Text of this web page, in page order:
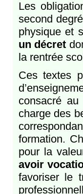
Les
second
physique et
un décret
la rentrée
Ces textes
consacré
charge des
formation.
pour la
avoir
favoriser le